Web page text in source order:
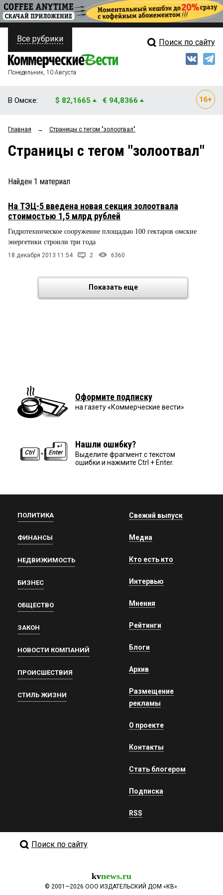
ПОЛИТИКА
ФИНАНСЫ
ОБЩЕСТВО
ЗАКОН
НОВОСТИ КОМПАНИЙ
СТИЛЬ ЖИЗНИ
Свежий выпуск
Мнения
Рейтинги
Все рубрики Поиск по сайту
Понедельник, 10 Августа
В Омске: $ 82,1665 € 94,8366
Главная → Страницы c тегом "золоотвал"
Страницы c тегом "золоотвал"
Найден 1 материал
На ТЭЦ-5 введена новая секция золоотвала
стоимостью 1,5 млрд рублей
Гидротехническое сооружение площадью 100 гектаров омские
энергетики строили три года
18 декабря 2013 11:54 2 6360
Показать еще
Оформите подписку
на газету «Коммерческие вести»
Нашли ошибку?
Выделите фрагмент с текстом
ошибки и нажмите Ctrl + Enter.
ПОЛИТИКА
ФИНАНСЫ
НЕДВИЖИМОСТЬ
БИЗНЕС
ОБЩЕСТВО
ЗАКОН
НОВОСТИ КОМПАНИЙ
ПРОИСШЕСТВИЯ
СТИЛЬ ЖИЗНИ
Свежий выпуск
Медиа
Кто есть кто
Интервью
Мнения
Рейтинги
Блоги
Архив
Размещение
рекламы
О проекте
Контакты
Стать блогером
Подписка
RSS
Поиск по сайту
kvnews.ru
© 2001—2026 ООО ИЗДАТЕЛЬСКИЙ ДОМ «КВ».